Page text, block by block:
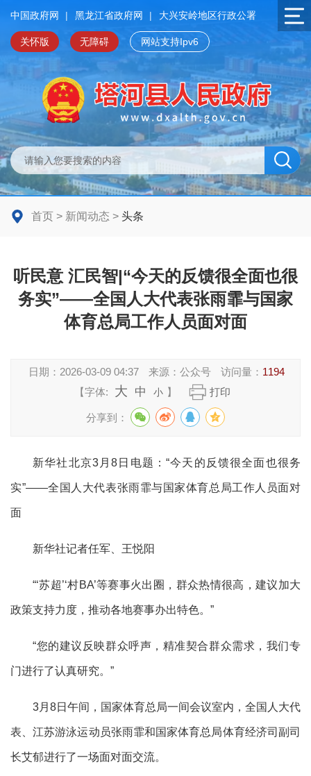
中国政府网 | 黑龙江省政府网 | 大兴安岭地区行政公署
关怀版 无障碍 网站支持Ipv6
首页 > 新闻动态 > 头条
听民意 汇民智|“今天的反馈很全面也很
务实”——全国人大代表张雨霏与国家
体育总局工作人员面对面
日期： 2026-03-09 04:37 来源：公众号 访问量： 1194
【字体:
大 中 小 】 打印
分享到：
新华社北京3月8日电题：“今天的反馈很全面也很务
实”——全国人大代表张雨霏与国家体育总局工作人员面对
面
新华社记者任军、王悦阳
“‘苏超’‘村BA’等赛事火出圈，群众热情很高，建议加大
政策支持力度，推动各地赛事办出特色。”
“您的建议反映群众呼声，精准契合群众需求，我们专
门进行了认真研究。”
3月8日午间，国家体育总局一间会议室内，全国人大代
表、江苏游泳运动员张雨霏和国家体育总局体育经济司副司
长艾郁进行了一场面对面交流。